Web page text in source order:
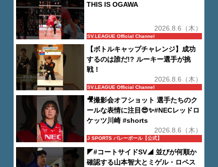
THIS IS OGAWA
2026.8.6（木）
SV.LEAGUE Official Channel
【ボトルキャップチャレンジ】成功
するのは誰だ!? ルーキー選手が挑
戦！
2026.8.6（木）
SV.LEAGUE Official Channel
🎥撮影会オフショット 選手たちのク
ールな表情に注目😎✨#NECレッドロ
ケッツ川崎 #shorts
2026.8.6（木）
J SPORTS バレーボール【公式】
◤#コートサイドSV◢ 並びが何順か
確認する山本智大とミゲル・ロペス